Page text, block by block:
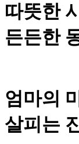
따뜻한
든든한
엄마의
살피는